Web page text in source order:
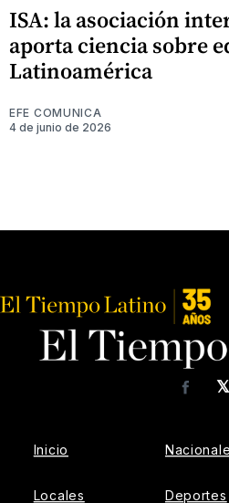
ISA: la asociación
aporta ciencia sobre
Latinoamérica
EFE COMUNICA
4 de junio de 2026
𝕏
Inicio
Locales Deportes